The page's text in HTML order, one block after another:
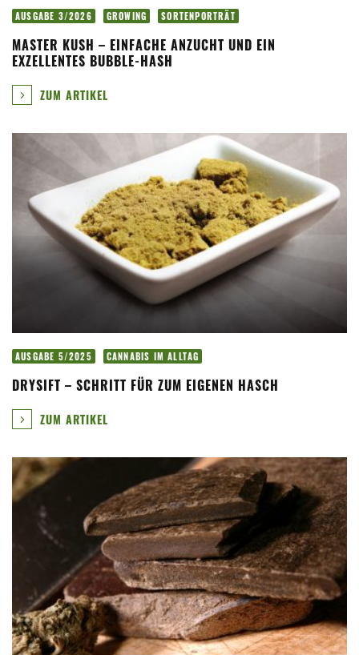
AUSGABE 3/2026 GROWING SORTENPORTRÄT
MASTER KUSH – EINFACHE ANZUCHT UND EIN
EXZELLENTES BUBBLE-HASH
ZUM ARTIKEL
AUSGABE 5/2025 CANNABIS IM ALLTAG
DRYSIFT – SCHRITT FÜR ZUM EIGENEN HASCH
ZUM ARTIKEL